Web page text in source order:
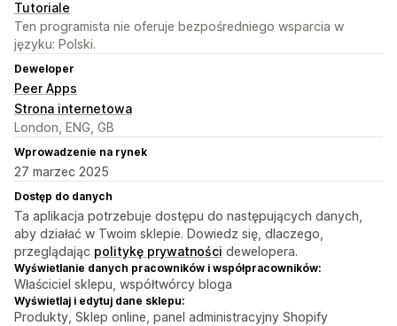
Tutoriale
Ten programista nie oferuje bezpośredniego wsparcia w
języku: Polski.
Deweloper
Peer Apps
Strona internetowa
London, ENG, GB
Wprowadzenie na rynek
27 marzec 2025
Dostęp do danych
Ta aplikacja potrzebuje dostępu do następujących danych,
aby działać w Twoim sklepie. Dowiedz się, dlaczego,
przeglądając politykę prywatności dewelopera.
Wyświetlanie danych pracowników i współpracowników:
Właściciel sklepu, współtwórcy bloga
Wyświetlaj i edytuj dane sklepu:
Produkty, Sklep online, panel administracyjny Shopify